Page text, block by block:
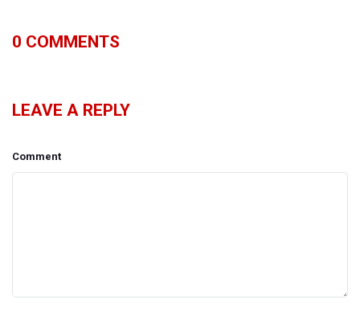
0 COMMENTS
LEAVE A REPLY
Comment